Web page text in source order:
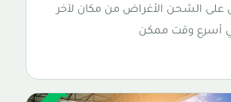
على الشحن الأغراض من مكان لآخر
أسرع وقت ممكن